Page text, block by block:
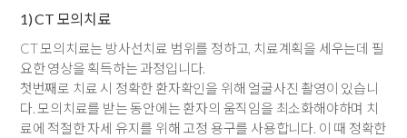
1) CT 모의치료
CT 모의치료는 방사선치료 범위를 정하고, 치료계획을 세우는데 필
요한 영상을 획득하는 과정입니다.
첫번째로 치료 시 정확한 환자확인을 위해 얼굴사진 촬영이 있습니
다. 모의치료를 받는 동안에는 환자의 움직임을 최소화해야하며 치
료에 적절한 자세 유지를 위해 고정 용구를 사용합니다. 이 때 정확한